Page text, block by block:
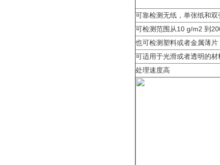
可靠检测无纸，单张纸和双
可检测范围从10 g/m2 到
也可检测塑料或者金属薄片
可适用于光滑或者透明的材
处理速度高